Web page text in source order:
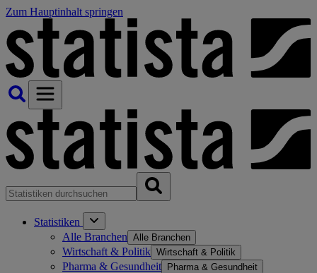
Zum Hauptinhalt springen
Statistiken
Alle Branchen Alle Branchen
Wirtschaft & Politik Wirtschaft & Politik
Pharma & Gesundheit Pharma & Gesundheit